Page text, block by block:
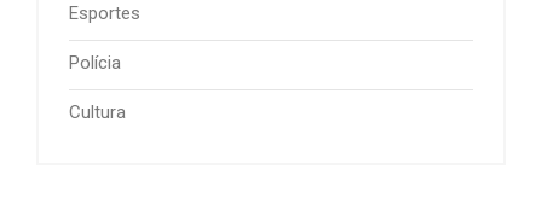
Esportes
Polícia
Cultura